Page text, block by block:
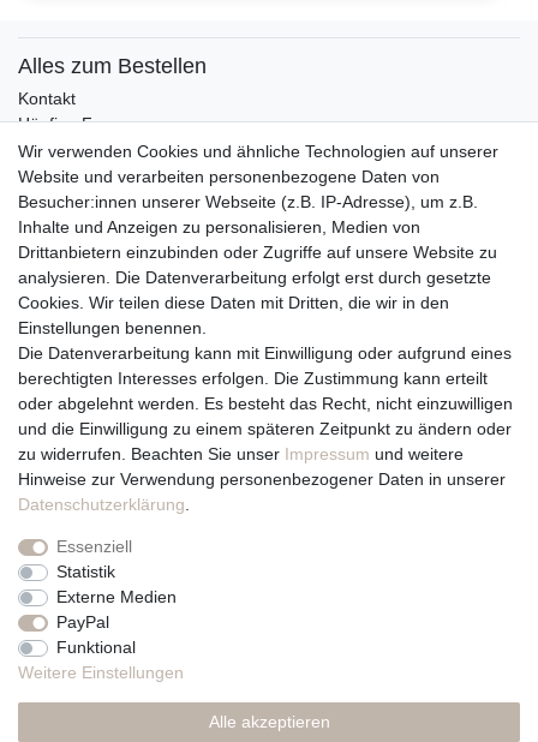
Alles zum Bestellen
Kontakt
Häufige Fragen
Zahlungsmöglichkeiten
Versandbedingungen
Widerrufsrecht
Vertrag widerrufen
Über uns und unsere Kerzen
Team
Unternehmen / Philosophie
Kerzenpflege und Abbrennhinweise
Unsere Kerzenlieferanten
Du erreichst uns von
Montag bis Freitag 10 bis 17 Uhr
Telefonisch und per Whatsapp
erreichst Du uns unter:
+49 561 287 907 84
Rechtliches
Impressum
Wir verwenden Cookies und ähnliche Technologien auf unserer
Website und verarbeiten personenbezogene Daten von
Besucher:innen unserer Webseite (z.B. IP-Adresse), um z.B.
Inhalte und Anzeigen zu personalisieren, Medien von
Drittanbietern einzubinden oder Zugriffe auf unsere Website zu
analysieren. Die Datenverarbeitung erfolgt erst durch gesetzte
Cookies. Wir teilen diese Daten mit Dritten, die wir in den
Einstellungen benennen.
Die Datenverarbeitung kann mit Einwilligung oder aufgrund eines
berechtigten Interesses erfolgen. Die Zustimmung kann erteilt
oder abgelehnt werden. Es besteht das Recht, nicht einzuwilligen
und die Einwilligung zu einem späteren Zeitpunkt zu ändern oder
zu widerrufen. Beachten Sie unser Impressum und weitere
Hinweise zur Verwendung personenbezogener Daten in unserer
Daten­schutz­erklärung
Essenziell
Statistik
Externe Medien
PayPal
Funktional
Weitere Einstellungen
Alle akzeptieren